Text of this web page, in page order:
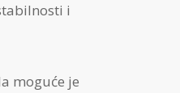
i
moguće je